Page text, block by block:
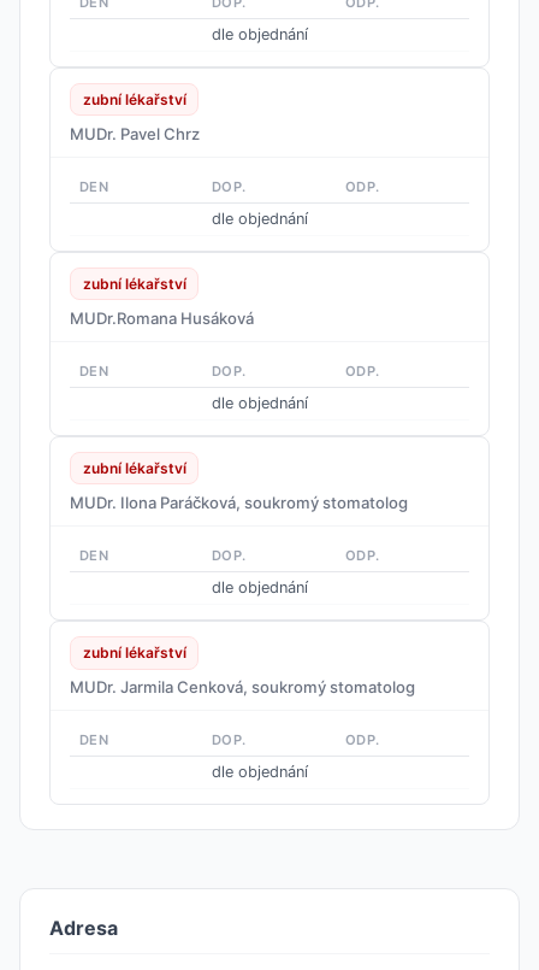
dle objednání
zubní lékařství
MUDr. Pavel Chrz
DEN DOP. ODP.
dle objednání
zubní lékařství
MUDr.Romana Husáková
DEN DOP. ODP.
dle objednání
zubní lékařství
MUDr. Ilona Paráčková, soukromý stomatolog
DEN DOP. ODP.
dle objednání
zubní lékařství
MUDr. Jarmila Cenková, soukromý stomatolog
DEN DOP. ODP.
dle objednání
Adresa